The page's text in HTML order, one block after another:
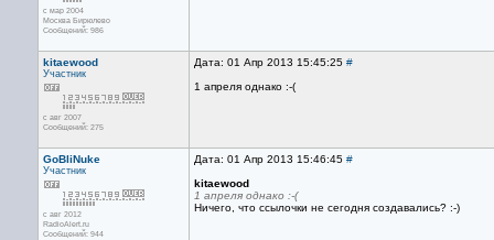
с мар 2004
Москва Бирюлево
Сообщений: 986
kitaewood
Участник
с авг 2007
Сообщений: 275
Дата: 01 Апр 2013 15:45:25 #
1 апреля однако :-(
GoBliNuke
Участник
с авг 2012
RadioAlert.ru
Сообщений: 944
Дата: 01 Апр 2013 15:46:45 #
kitaewood
1 апреля однако :-(
Ничего, что ссылочки не сегодня создавались? :-)